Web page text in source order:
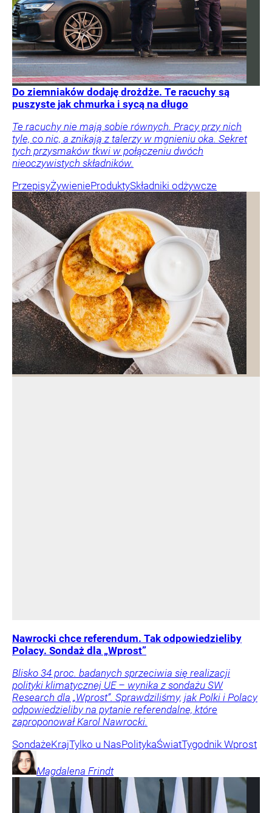
Do ziemniaków dodaję drożdże. Te racuchy są
puszyste jak chmurka i sycą na długo
Te racuchy nie mają sobie równych. Pracy przy nich
tyle, co nic, a znikają z talerzy w mgnieniu oka. Sekret
tych przysmaków tkwi w połączeniu dwóch
nieoczywistych składników.
PrzepisyŻywienieProduktySkładniki odżywcze
Nawrocki chce referendum. Tak odpowiedzieliby
Polacy. Sondaż dla „Wprost”
Blisko 34 proc. badanych sprzeciwia się realizacji
polityki klimatycznej UE – wynika z sondażu SW
Research dla „Wprost”. Sprawdziliśmy, jak Polki i Polacy
odpowiedzieliby na pytanie referendalne, które
zaproponował Karol Nawrocki.
SondażeKrajTylko u NasPolitykaŚwiatTygodnik Wprost
Magdalena Frindt